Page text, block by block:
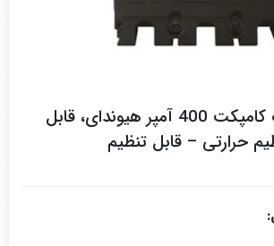
کلید اتوماتیک کامپکت 400 آمپر هیوندای، قابل
حرارتی – قابل تنظیم